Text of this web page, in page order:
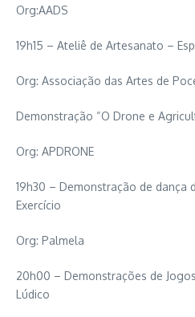
Org:AADS
19h15 – Ateliê de Artesanato –
Org: Associação das Artes de
Demonstração “O Drone e
Org: APDRONE
19h30 – Demonstração de dança
Exercício
Org: Palmela
20h00 – Demonstrações de
Lúdico